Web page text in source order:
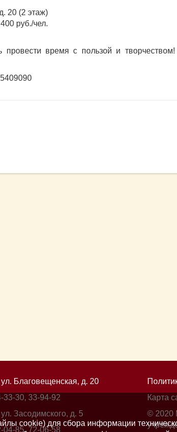
20 (2 этаж)
руб./чел.
провести время с пользой и
cookie) для сбора информации
ул. Благовещенская, д. 20
33-30, 33-94-92
ул. Засодимского, д. 5
04-85, 72-06-58
Карта
© 2020